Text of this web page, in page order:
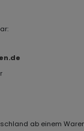
ab einem